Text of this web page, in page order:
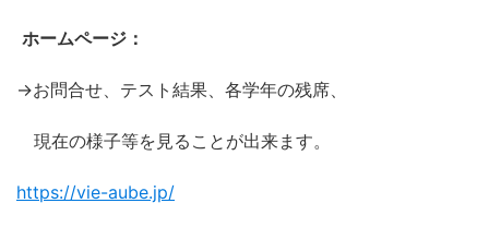
ホームページ：
→お問合せ、テスト結果、各学年の残席、
現在の様子等を見ることが出来ます。
https://vie-aube.jp/